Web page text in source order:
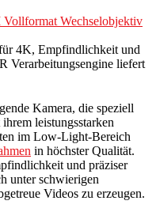
Wechselobjektiv
4K, Empfindlichkeit und
Verarbeitungsengine liefert
Kamera, die speziell
leistungsstarken
im Low-Light-Bereich
in höchster Qualität.
und präziser
unter schwierigen
Videos zu erzeugen.